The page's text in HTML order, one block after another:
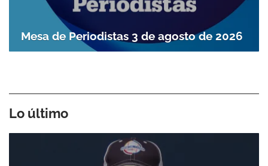
Mesa de Periodistas 3 de agosto de 2026
Lo último